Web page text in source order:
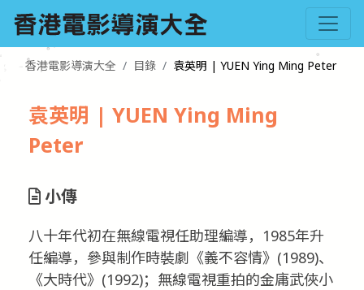
香港電影導演大全 目錄 袁英明 | YUEN Ying Ming Peter
袁英明 | YUEN Ying Ming
Peter
小傳
八十年代初在無線電視任助理編導，1985年升
任編導，參與制作時裝劇《義不容情》(1989)、
《大時代》(1992)；無線電視重拍的金庸武俠小